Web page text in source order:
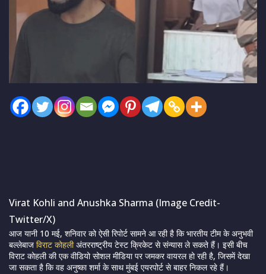
Virat Kohli and Anushka Sharma (Image Credit-
Twitter/X)
आज यानी 10 मई, शनिवार को ऐसी रिपोर्ट सामने आ रही है कि भारतीय टीम के अनुभवी
बल्लेबाज विराट कोहलीअंतरराष्ट्रीय टेस्ट क्रिकेट से संन्यास ले सकते हैं। इसी बीच
विराट कोहली की एक वीडियो सोशल मीडिया पर जमकर वायरल हो रही है, जिसमें देखा
जा सकता है कि वह अनुष्का शर्मा के साथ मुंबई एयरपोर्ट से बाहर निकल रहे हैं।